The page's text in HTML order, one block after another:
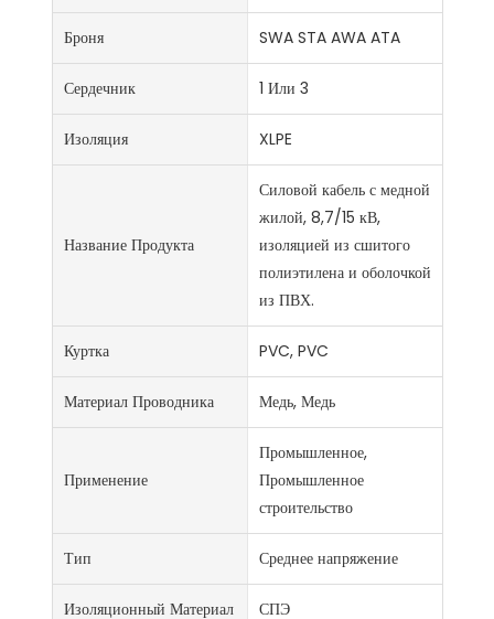
Броня SWA STA AWA ATA
Сердечник 1 Или 3
Изоляция XLPE
Название Продукта
Силовой кабель с медной
жилой, 8,7/15 кВ,
изоляцией из сшитого
полиэтилена и оболочкой
из ПВХ.
Куртка PVC, PVC
Материал Проводника Медь, Медь
Применение
Промышленное,
Промышленное
строительство
Тип Среднее напряжение
Изоляционный Материал СПЭ